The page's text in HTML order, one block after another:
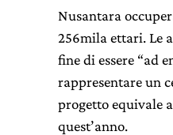
Nusantara
256mila ettari. Le
fine di essere “ad
rappresentare un
progetto equivale
quest’anno.